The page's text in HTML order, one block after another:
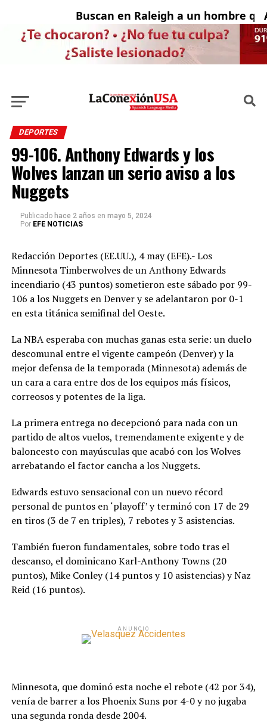
Buscan en Raleigh a un hombre que
DEPORTES
99-106. Anthony Edwards y los
Wolves lanzan un serio aviso a los
Nuggets
Publicado hace 2 años en mayo 5, 2024
Por EFE NOTICIAS
Redacción Deportes (EE.UU.), 4 may (EFE).- Los
Minnesota Timberwolves de un Anthony Edwards
incendiario (43 puntos) sometieron este sábado por 99-
106 a los Nuggets en Denver y se adelantaron por 0-1
en esta titánica semifinal del Oeste.
La NBA esperaba con muchas ganas esta serie: un duelo
descomunal entre el vigente campeón (Denver) y la
mejor defensa de la temporada (Minnesota) además de
un cara a cara entre dos de los equipos más físicos,
correosos y potentes de la liga.
La primera entrega no decepcionó para nada con un
partido de altos vuelos, tremendamente exigente y de
baloncesto con mayúsculas que acabó con los Wolves
arrebatando el factor cancha a los Nuggets.
Edwards estuvo sensacional con un nuevo récord
personal de puntos en ‘playoff’ y terminó con 17 de 29
en tiros (3 de 7 en triples), 7 rebotes y 3 asistencias.
También fueron fundamentales, sobre todo tras el
descanso, el dominicano Karl-Anthony Towns (20
puntos), Mike Conley (14 puntos y 10 asistencias) y Naz
Reid (16 puntos).
ANUNCIO
Minnesota, que dominó esta noche el rebote (42 por 34),
venía de barrer a los Phoenix Suns por 4-0 y no jugaba
una segunda ronda desde 2004.